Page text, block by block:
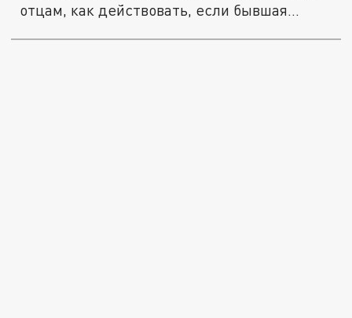
отцам, как действовать, если бывшая...